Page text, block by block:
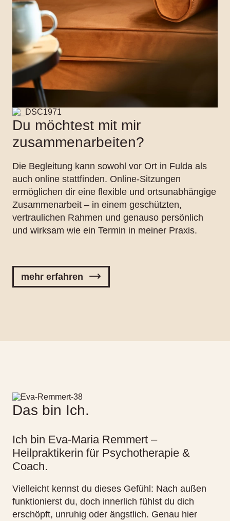
Du möchtest mit mir
zusammenarbeiten?
Die Begleitung kann sowohl vor Ort in Fulda als
auch online stattfinden. Online-Sitzungen
ermöglichen dir eine flexible und ortsunabhängige
Zusammenarbeit – in einem geschützten,
vertraulichen Rahmen und genauso persönlich
und wirksam wie ein Termin in meiner Praxis.
mehr erfahren
Das bin Ich.
Ich bin Eva-Maria Remmert –
Heilpraktikerin für Psychotherapie &
Coach.
Vielleicht kennst du dieses Gefühl: Nach außen
funktionierst du, doch innerlich fühlst du dich
erschöpft, unruhig oder ängstlich. Genau hier